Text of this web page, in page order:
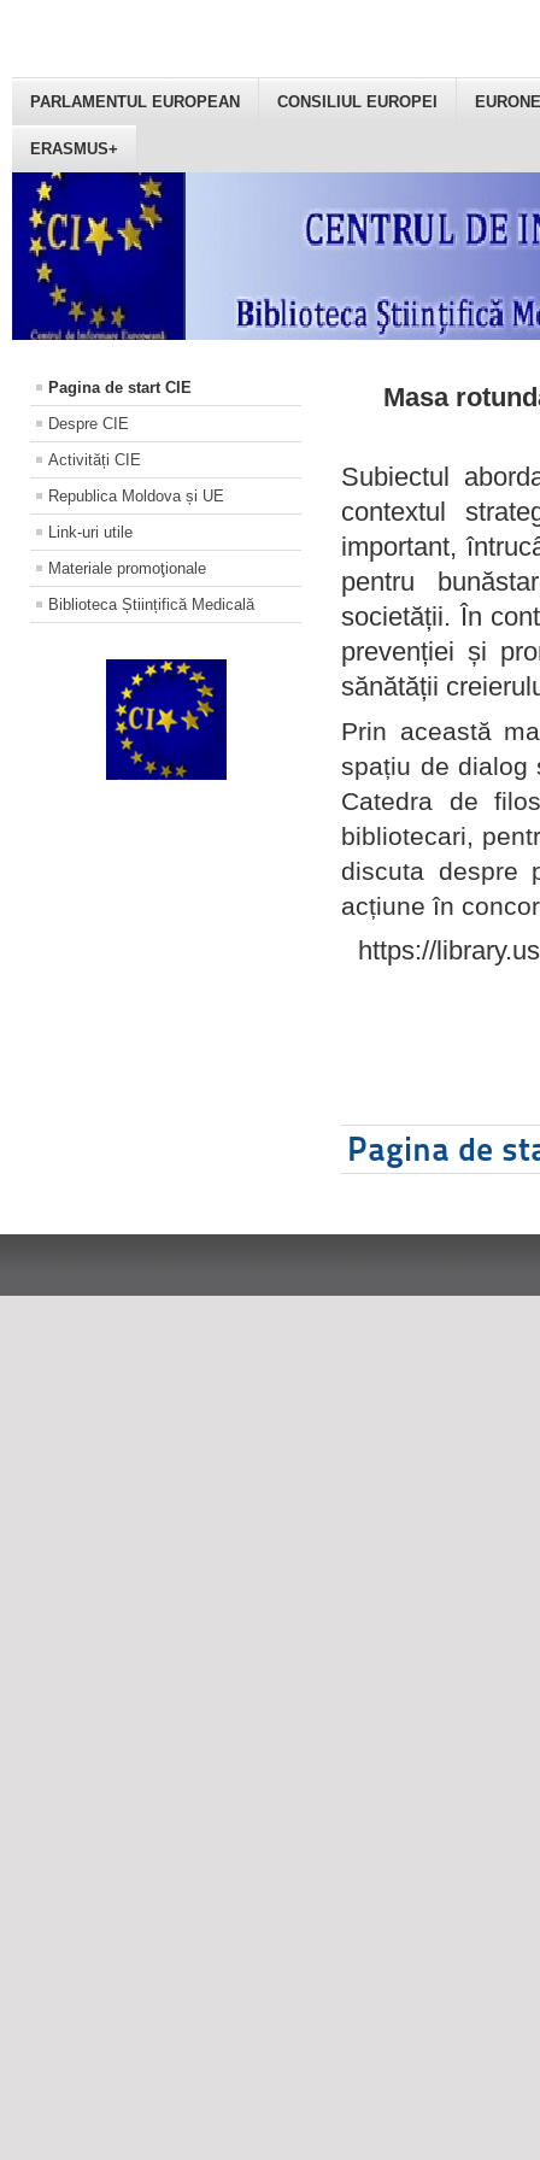
PARLAMENTUL EUROPEAN CONSILIUL EUROPEI
ERASMUS+
Pagina de start CIE
Despre CIE
Activități CIE
Republica Moldova și UE
Link-uri utile
Materiale promoţionale
Biblioteca Științifică Medicală
Masa
Subiectul
contextul
important,
pentru
societății. În
prevenției și
sănătății
Prin această
spațiu de dialog
Catedra de
bibliotecari,
discuta despre
acțiune în
https://
Pagina de